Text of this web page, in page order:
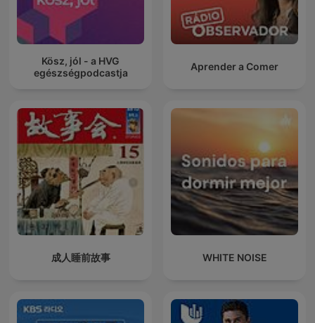
Kösz, jól - a HVG
egészségpodcastja
Aprender a Comer
成人睡前故事 WHITE NOISE